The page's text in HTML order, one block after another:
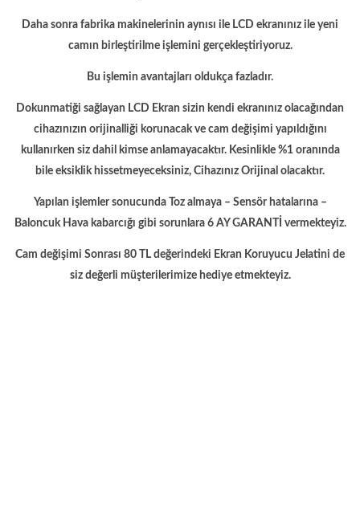
Daha sonra fabrika makinelerinin aynısı ile LCD ekranınız ile yeni
camın birleştirilme işlemini gerçekleştiriyoruz.
Bu işlemin avantajları oldukça fazladır.
Dokunmatiği sağlayan LCD Ekran sizin kendi ekranınız olacağından
cihazınızın orijinalliği korunacak ve cam değişimi yapıldığını
kullanırken siz dahil kimse anlamayacaktır. Kesinlikle %1 oranında
bile eksiklik hissetmeyeceksiniz, Cihazınız Orijinal olacaktır.
Yapılan işlemler sonucunda Toz almaya – Sensör hatalarına –
Baloncuk Hava kabarcığı gibi sorunlara 6 AY GARANTİ vermekteyiz.
Cam değişimi Sonrası 80 TL değerindeki Ekran Koruyucu Jelatini de
siz değerli müşterilerimize hediye etmekteyiz.